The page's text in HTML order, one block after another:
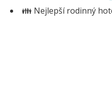
👪 Nejlepší rodinný